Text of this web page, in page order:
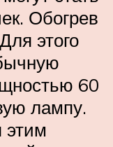
Обогрев
этого
60
лампу.
этим